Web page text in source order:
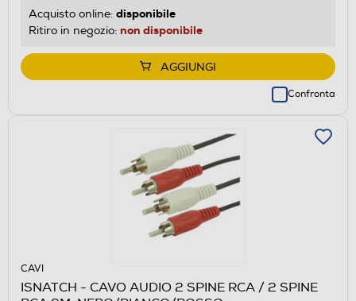
Acquisto online: disponibile
Ritiro in negozio: non disponibile
AGGIUNGI
Confronta
CAVI
ISNATCH - CAVO AUDIO 2 SPINE RCA / 2 SPINE